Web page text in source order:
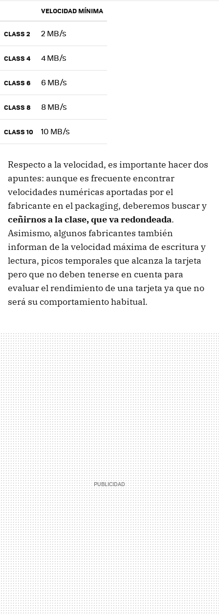
VELOCIDAD MÍNIMA
CLASS 2 2 MB/s
CLASS 4 4 MB/s
CLASS 6 6 MB/s
CLASS 8 8 MB/s
CLASS 10 10 MB/s
Respecto a la velocidad, es importante hacer dos
apuntes: aunque es frecuente encontrar
velocidades numéricas aportadas por el
fabricante en el packaging, deberemos buscar y
ceñirnos a la clase, que va redondeada.
Asimismo, algunos fabricantes también
informan de la velocidad máxima de escritura y
lectura, picos temporales que alcanza la tarjeta
pero que no deben tenerse en cuenta para
evaluar el rendimiento de una tarjeta ya que no
será su comportamiento habitual.